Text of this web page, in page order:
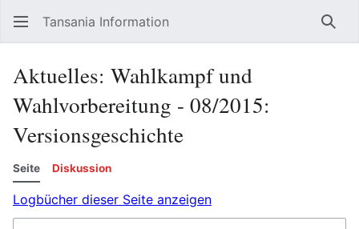
Tansania Information
Aktuelles: Wahlkampf und
Wahlvorbereitung - 08/2015:
Versionsgeschichte
Seite Diskussion
Logbücher dieser Seite anzeigen